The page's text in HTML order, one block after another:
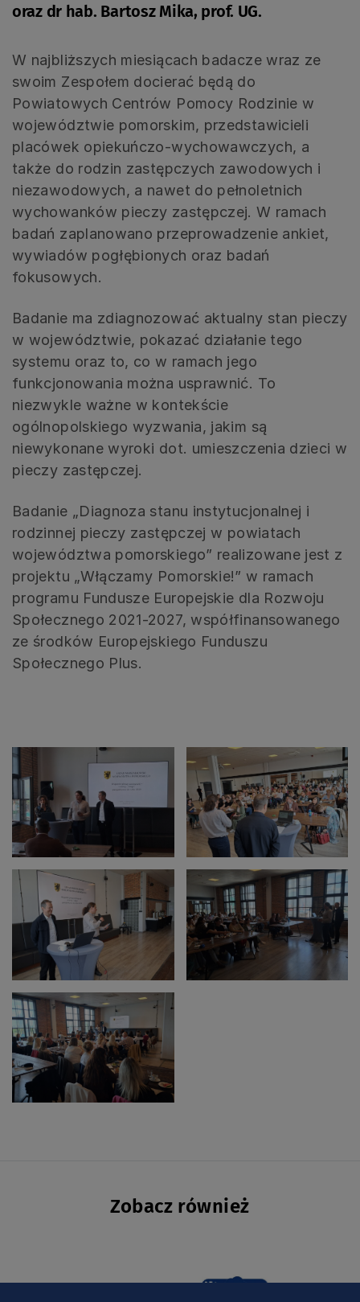
oraz dr hab. Bartosz Mika, prof. UG.
W najbliższych miesiącach badacze wraz ze
swoim Zespołem docierać będą do
Powiatowych Centrów Pomocy Rodzinie w
województwie pomorskim, przedstawicieli
placówek opiekuńczo-wychowawczych, a
także do rodzin zastępczych zawodowych i
niezawodowych, a nawet do pełnoletnich
wychowanków pieczy zastępczej. W ramach
badań zaplanowano przeprowadzenie ankiet,
wywiadów pogłębionych oraz badań
fokusowych.
Badanie ma zdiagnozować aktualny stan pieczy
w województwie, pokazać działanie tego
systemu oraz to, co w ramach jego
funkcjonowania można usprawnić. To
niezwykle ważne w kontekście
ogólnopolskiego wyzwania, jakim są
niewykonane wyroki dot. umieszczenia dzieci w
pieczy zastępczej.
Badanie „Diagnoza stanu instytucjonalnej i
rodzinnej pieczy zastępczej w powiatach
województwa pomorskiego” realizowane jest z
projektu „Włączamy Pomorskie!” w ramach
programu Fundusze Europejskie dla Rozwoju
Społecznego 2021-2027, współfinansowanego
ze środków Europejskiego Funduszu
Społecznego Plus.
Zobacz również